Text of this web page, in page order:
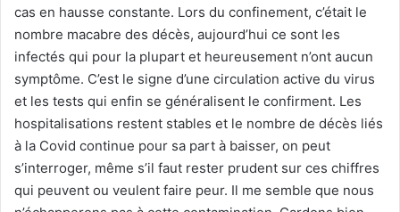
cas en hausse constante. Lors du confinement, c’était le
nombre macabre des décès, aujourd’hui ce sont les
infectés qui pour la plupart et heureusement n’ont aucun
symptôme. C’est le signe d’une circulation active du virus
et les tests qui enfin se généralisent le confirment. Les
hospitalisations restent stables et le nombre de décès liés
à la Covid continue pour sa part à baisser, on peut
s’interroger, même s’il faut rester prudent sur ces chiffres
qui peuvent ou veulent faire peur. Il me semble que nous